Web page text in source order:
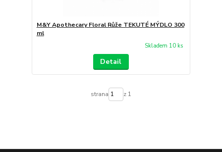
M&Y Apothecary Floral Růže TEKUTÉ MÝDLO 300
ml
Skladem 10 ks
Detail
strana z 1